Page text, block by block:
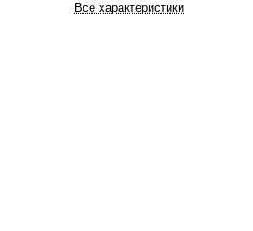
Все характеристики